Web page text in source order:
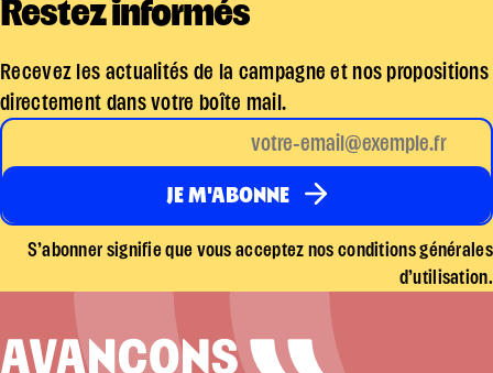
Restez informés
Recevez les actualités de la campagne et nos propositions
directement dans votre boîte mail.
S’abonner signifie que vous acceptez nos conditions générales
d’utilisation.